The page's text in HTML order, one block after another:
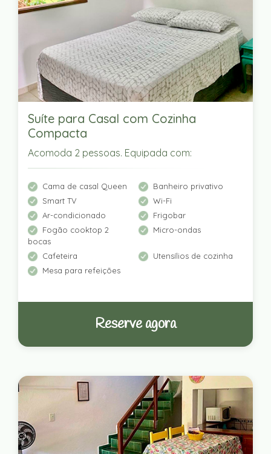
Suíte para Casal com Cozinha
Compacta
Acomoda 2 pessoas. Equipada com:
Cama de casal Queen
Banheiro privativo
Smart TV
Wi-Fi
Ar-condicionado
Frigobar
Fogão cooktop 2
bocas
Micro-ondas
Cafeteira
Utensílios de cozinha
Mesa para refeições
Reserve agora